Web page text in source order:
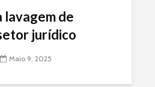
lavagem de
jurídico
Maio 9, 2025